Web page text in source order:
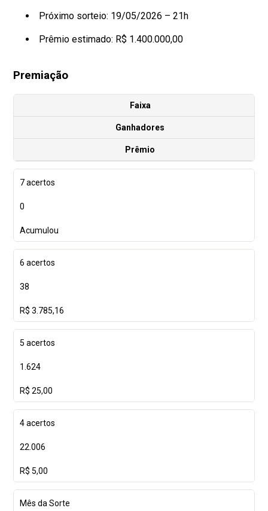
Próximo sorteio: 19/05/2026 – 21h
Prêmio estimado: R$ 1.400.000,00
Premiação
Faixa
Ganhadores
Prêmio
7 acertos
0
Acumulou
6 acertos
38
R$ 3.785,16
5 acertos
1.624
R$ 25,00
4 acertos
22.006
R$ 5,00
Mês da Sorte